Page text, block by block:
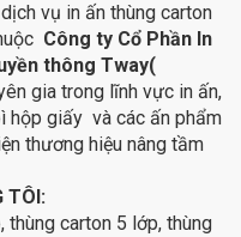
vụ in ấn thùng carton
Công ty Cổ Phần In
thông Tway(
gia trong lĩnh vực in ấn,
hộp giấy và các ấn phẩm
thương hiệu nâng tầm
TÔI:
thùng carton 5 lớp, thùng